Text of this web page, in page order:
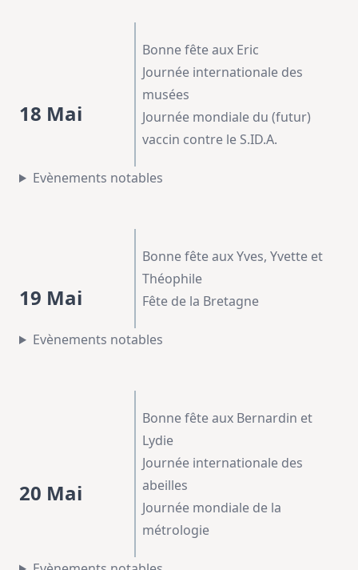
18 Mai
Bonne fête aux Eric
Journée internationale des
musées
Journée mondiale du (futur)
vaccin contre le S.ID.A.
Evènements notables
19 Mai
Bonne fête aux Yves, Yvette et
Théophile
Fête de la Bretagne
Evènements notables
20 Mai
Bonne fête aux Bernardin et
Lydie
Journée internationale des
abeilles
Journée mondiale de la
métrologie